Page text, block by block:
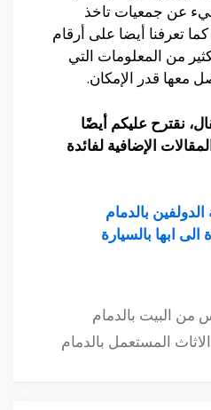
عن جمعيات تاخذ
تعرفنا أيضا على أرقام
من المعلومات التي
معها قدر الإمكان.
نقترح عليكم أيضًا
الإضافية لفائدة
بالدمام
ابها بالسيارة
من البيت بالدمام
المستعمل بالدمام